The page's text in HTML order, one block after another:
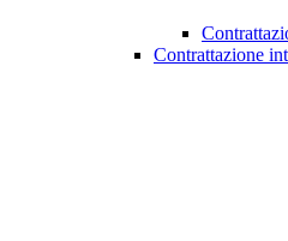
Contrattazione